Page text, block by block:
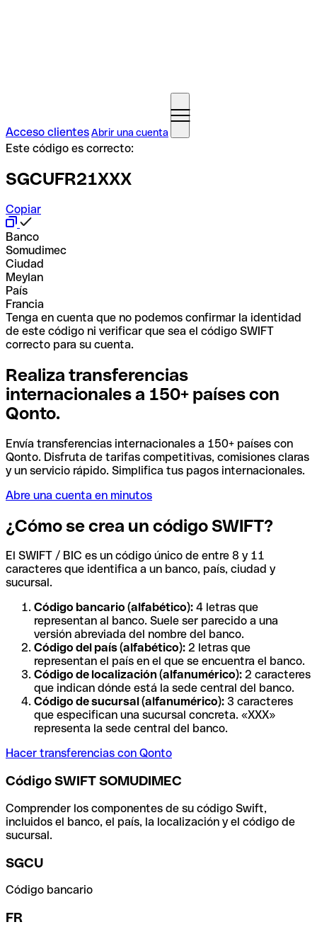
Acceso clientesAbrir una cuenta
Este código es correcto:
SGCUFR21XXX
Copiar
Banco
Somudimec
Ciudad
Meylan
País
Francia
Tenga en cuenta que no podemos confirmar la identidad
de este código ni verificar que sea el código SWIFT
correcto para su cuenta.
Realiza transferencias
internacionales a 150+ países con
Qonto.
Envía transferencias internacionales a 150+ países con
Qonto. Disfruta de tarifas competitivas, comisiones claras
y un servicio rápido. Simplifica tus pagos internacionales.
Abre una cuenta en minutos
¿Cómo se crea un código SWIFT?
El SWIFT / BIC es un código único de entre 8 y 11
caracteres que identifica a un banco, país, ciudad y
sucursal.
Código bancario (alfabético): 4 letras que
representan al banco. Suele ser parecido a una
versión abreviada del nombre del banco.
Código del país (alfabético): 2 letras que
representan el país en el que se encuentra el banco.
Código de localización (alfanumérico): 2 caracteres
que indican dónde está la sede central del banco.
Código de sucursal (alfanumérico): 3 caracteres
que especifican una sucursal concreta. «XXX»
representa la sede central del banco.
Hacer transferencias con Qonto
Código SWIFT SOMUDIMEC
Comprender los componentes de su código Swift,
incluidos el banco, el país, la localización y el código de
sucursal.
SGCU
Código bancario
FR